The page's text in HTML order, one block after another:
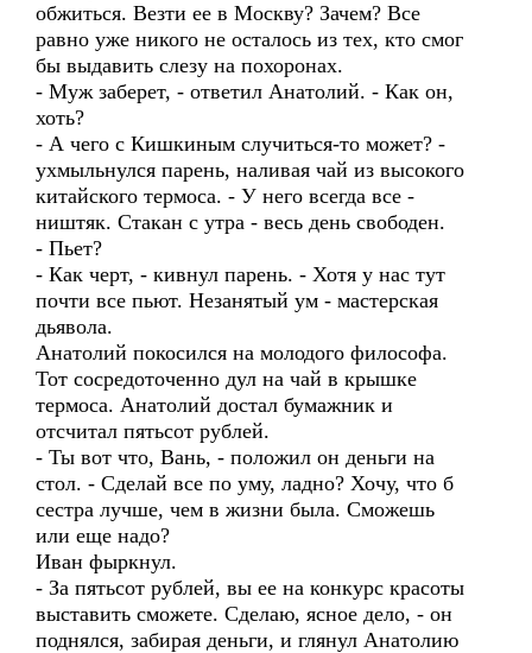
обжиться. Везти ее в Москву? Зачем? Все
равно уже никого не осталось из тех, кто смог
бы выдавить слезу на похоронах.
- Муж заберет, - ответил Анатолий. - Как он,
хоть?
- А чего с Кишкиным случиться-то может? -
ухмыльнулся парень, наливая чай из высокого
китайского термоса. - У него всегда все -
ништяк. Стакан с утра - весь день свободен.
- Пьет?
- Как черт, - кивнул парень. - Хотя у нас тут
почти все пьют. Незанятый ум - мастерская
дьявола.
Анатолий покосился на молодого философа.
Тот сосредоточенно дул на чай в крышке
термоса. Анатолий достал бумажник и
отсчитал пятьсот рублей.
- Ты вот что, Вань, - положил он деньги на
стол. - Сделай все по уму, ладно? Хочу, что б
сестра лучше, чем в жизни была. Сможешь
или еще надо?
Иван фыркнул.
- За пятьсот рублей, вы ее на конкурс красоты
выставить сможете. Сделаю, ясное дело, - он
поднялся, забирая деньги, и глянул Анатолию